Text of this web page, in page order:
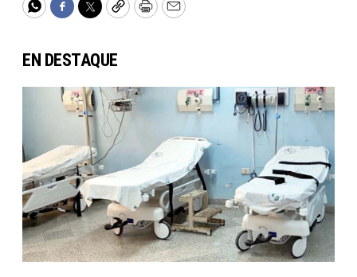
WhatsApp
Facebook
TwitterCopyPrintEmail
EN DESTAQUE